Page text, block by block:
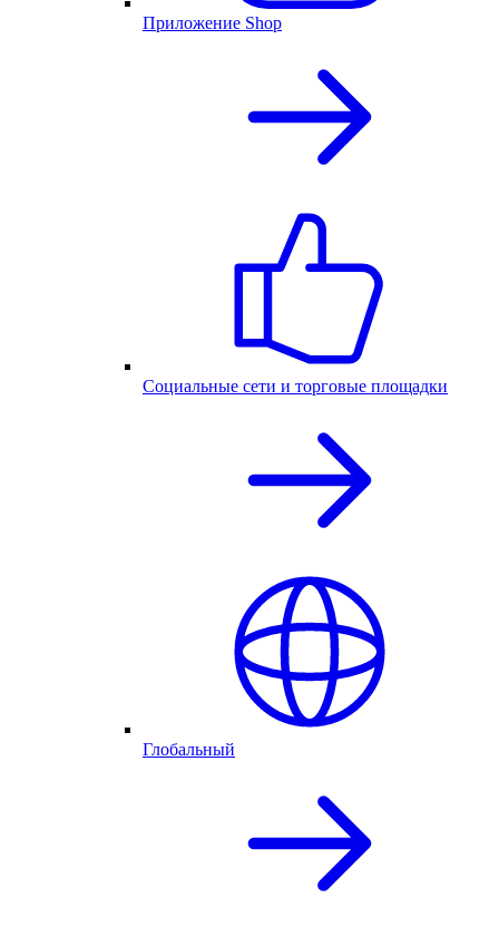
Приложение Shop
Социальные сети и торговые площадки
Глобальный